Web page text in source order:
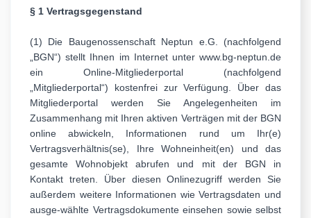
§ 1 Vertragsgegenstand
(1) Die Baugenossenschaft Neptun e.G. (nachfolgend
„BGN“) stellt Ihnen im Internet unter www.bg-neptun.de
ein Online-Mitgliederportal (nachfolgend
„Mitgliederportal“) kostenfrei zur Verfügung. Über das
Mitgliederportal werden Sie Angelegenheiten im
Zusammenhang mit Ihren aktiven Verträgen mit der BGN
online abwickeln, Informationen rund um Ihr(e)
Vertragsverhältnis(se), Ihre Wohneinheit(en) und das
gesamte Wohnobjekt abrufen und mit der BGN in
Kontakt treten. Über diesen Onlinezugriff werden Sie
außerdem weitere Informationen wie Vertragsdaten und
ausge-wählte Vertragsdokumente einsehen sowie selbst